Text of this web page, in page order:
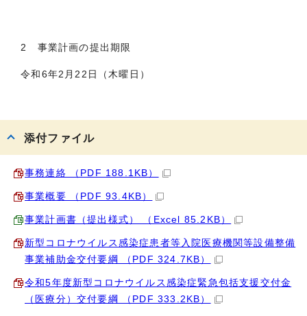
2 事業計画の提出期限
令和6年2月22日（木曜日）
添付ファイル
事務連絡 （PDF 188.1KB）
事業概要 （PDF 93.4KB）
事業計画書（提出様式） （Excel 85.2KB）
新型コロナウイルス感染症患者等入院医療機関等設備整備
事業補助金交付要綱 （PDF 324.7KB）
令和5年度新型コロナウイルス感染症緊急包括支援交付金
（医療分）交付要綱 （PDF 333.2KB）